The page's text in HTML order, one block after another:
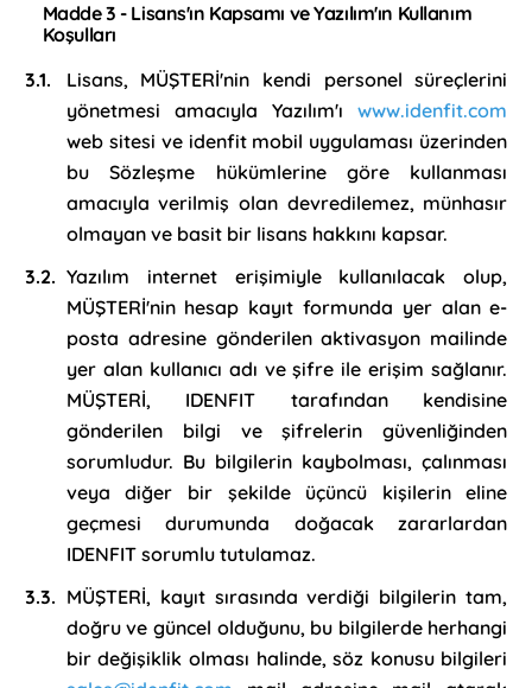
Madde 3 - Lisans'ın Kapsamı ve Yazılım'ın Kullanım
Koşulları
Lisans, MÜŞTERİ'nin kendi personel süreçlerini
yönetmesi amacıyla Yazılım'ıwww.idenfit.com
web sitesi ve idenfit mobil uygulaması üzerinden
bu Sözleşme hükümlerine göre kullanması
amacıyla verilmiş olan devredilemez, münhasır
olmayan ve basit bir lisans hakkını kapsar.
Yazılım internet erişimiyle kullanılacak olup,
MÜŞTERİ'nin hesap kayıt formunda yer alan e-
posta adresine gönderilen aktivasyon mailinde
yer alan kullanıcı adı ve şifre ile erişim sağlanır.
MÜŞTERİ, IDENFIT tarafından kendisine
gönderilen bilgi ve şifrelerin güvenliğinden
sorumludur. Bu bilgilerin kaybolması, çalınması
veya diğer bir şekilde üçüncü kişilerin eline
geçmesi durumunda doğacak zararlardan
IDENFIT sorumlu tutulamaz.
MÜŞTERİ, kayıt sırasında verdiği bilgilerin tam,
doğru ve güncel olduğunu, bu bilgilerde herhangi
bir değişiklik olması halinde, söz konusu bilgileri